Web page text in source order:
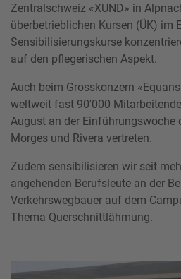
Zentralschweiz «XUND» in
überbetrieblichen Kursen (ÜK) im
Sensibilisierungskurse
auf den pflegerischen Aspekt.
Auch beim Grosskonzern
weltweit fast 90'000
August an der Einführungswoche
Morges und Rivera vertreten.
Zudem sensibilisieren wir seit
angehenden Berufsleute an der
Verkehrswegbauer auf dem
Thema Querschnittlähmung.